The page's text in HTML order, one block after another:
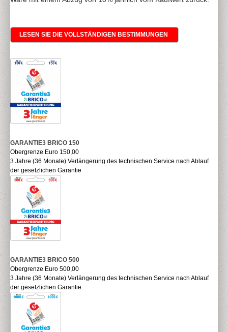
LESEN SIE DIE VOLLSTÄNDIGEN BESTIMMUNGEN
GARANTIE3 BRICO 150
Obergrenze Euro 150,00
3 Jahre (36 Monate) Verlängerung des technischen Service nach Ablauf
der gesetzlichen Garantie
GARANTIE3 BRICO 500
Obergrenze Euro 500,00
3 Jahre (36 Monate) Verlängerung des technischen Service nach Ablauf
der gesetzlichen Garantie